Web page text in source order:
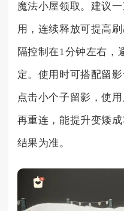
魔法小屋领取。建议
用，连续释放可提高
隔控制在1分钟左右，
定。使用时可搭配留
点击小个子留影，使
再重连，能提升变矮
结果为准。